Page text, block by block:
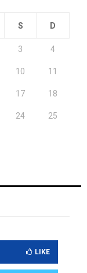
S D
3 4
10 11
17 18
24 25
LIKE